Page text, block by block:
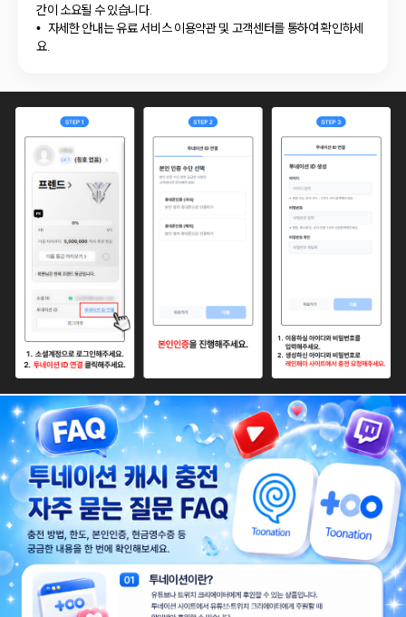
간이 소요될 수 있습니다.
자세한 안내는 유료 서비스 이용약관 및 고객센터를 통하여 확인하세
요.